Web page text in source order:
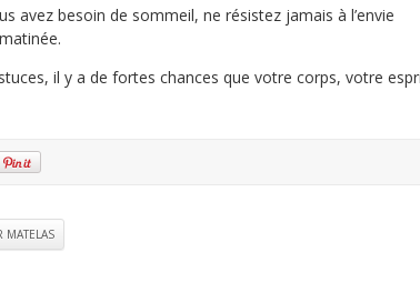
avez besoin de sommeil, ne résistez jamais à l’envie
il y a de fortes chances que votre corps, votre
MATELAS